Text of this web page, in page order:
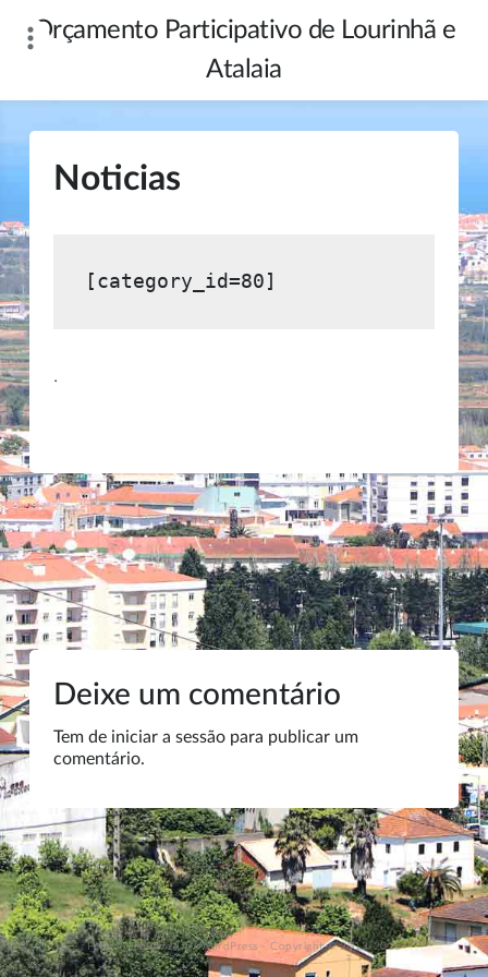
Orçamento Participativo de Lourinhã e
Atalaia
Noticias
[category_id=80]
.
Deixe um comentário
Tem de iniciar a sessão para publicar um
comentário.
Proudly powered by WordPress - Copyright © 2013-2023